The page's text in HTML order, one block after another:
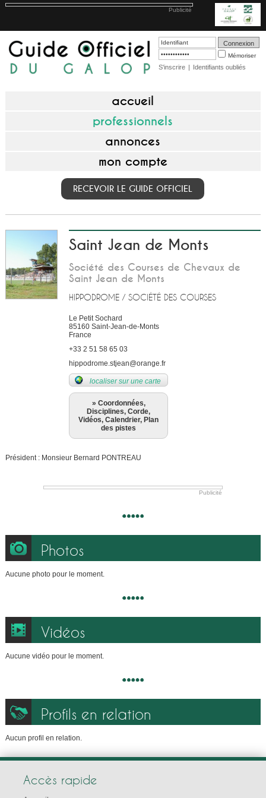
Publicité
Mémoriser
S'inscrire | Identifiants oubliés
accueil
professionnels
annonces
mon compte
RECEVOIR LE GUIDE OFFICIEL
Saint Jean de Monts
Société des Courses de Chevaux de
Saint Jean de Monts
HIPPODROME / SOCIÉTÉ DES COURSES
Le Petit Sochard
85160 Saint-Jean-de-Monts
France
+33 2 51 58 65 03
hippodrome.stjean@orange.fr
localiser sur une carte
» Coordonnées,
Disciplines, Corde,
Vidéos, Calendrier, Plan
des pistes
Président : Monsieur Bernard PONTREAU
Publicité
Photos
Aucune photo pour le moment.
Vidéos
Aucune vidéo pour le moment.
Profils en relation
Aucun profil en relation.
Accès rapide